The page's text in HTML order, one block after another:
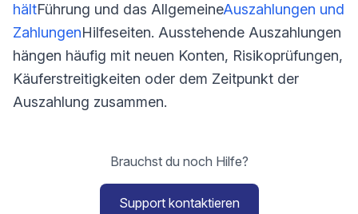
hältFührung und das AllgemeineAuszahlungen und
ZahlungenHilfeseiten. Ausstehende Auszahlungen
hängen häufig mit neuen Konten, Risikoprüfungen,
Käuferstreitigkeiten oder dem Zeitpunkt der
Auszahlung zusammen.
Brauchst du noch Hilfe?
Support kontaktieren